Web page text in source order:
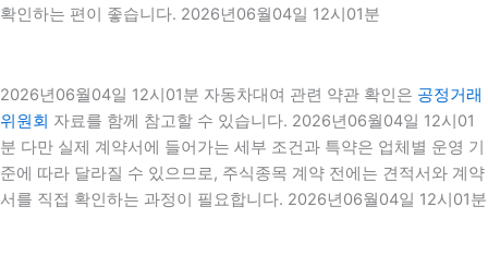
확인하는 편이 좋습니다. 2026년06월04일 12시01분
2026년06월04일 12시01분 자동차대여 관련 약관 확인은 공정거래
위원회 자료를 함께 참고할 수 있습니다. 2026년06월04일 12시01
분 다만 실제 계약서에 들어가는 세부 조건과 특약은 업체별 운영 기
준에 따라 달라질 수 있으므로, 주식종목 계약 전에는 견적서와 계약
서를 직접 확인하는 과정이 필요합니다. 2026년06월04일 12시01분